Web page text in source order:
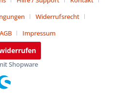
Widerrufsrecht
AGB Impressum
Shopware